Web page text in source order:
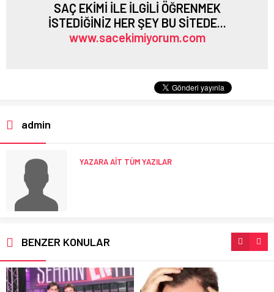
SAÇ EKİMİ İLE İLGİLİ ÖĞRENMEK
İSTEDİĞİNİZ HER ŞEY BU SİTEDE...
www.sacekimiyorum.com
admin
YAZARA AİT TÜM YAZILAR
BENZER KONULAR